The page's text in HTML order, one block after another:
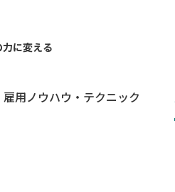
に変える
雇用ノウハウ・テクニック